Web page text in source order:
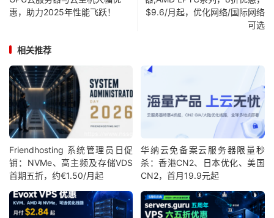
惠，助力2025年性能飞跃！
$9.6/月起，优化网络/国际网络
可选
相关推荐
Friendhosting 系统管理员日促
销：NVMe、高主频及存储VDS
首期五折，约€1.50/月起
华纳云免备案云服务器限量秒
杀：香港CN2、日本优化、美国
CN2，首月19.9元起